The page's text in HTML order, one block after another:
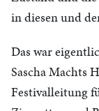
in diesen und
Das war
Sascha Machts
Festivalleitung